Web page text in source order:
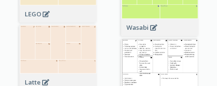
LEGO
Wasabi
Latte